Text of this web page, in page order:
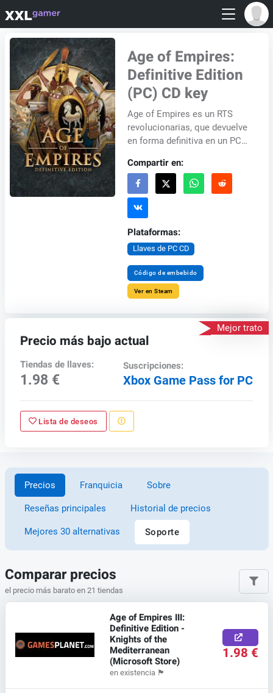
Age of Empires:
Definitive Edition
(PC) CD key
Age of Empires es un RTS
revolucionarias, que devuelve
en forma definitiva en un PC
Empires: la edición definitiva
trae todo en...
Compartir en:
Plataformas:
Llaves de PC CD
Código de embebido
Ver en Steam
Mejor trato
Precio más bajo actual
Tiendas de llaves:
1.98 €
Suscripciones:
Xbox Game Pass for PC
Lista de deseos
Precios Franquicia Sobre
Reseñas principales Historial de precios
Mejores 30 alternativas Soporte
Comparar precios
el precio más barato en 21 tiendas
Age of Empires III:
Definitive Edition -
Knights of the
Mediterranean
(Microsoft Store)
en existencia 🏴
1.98 €